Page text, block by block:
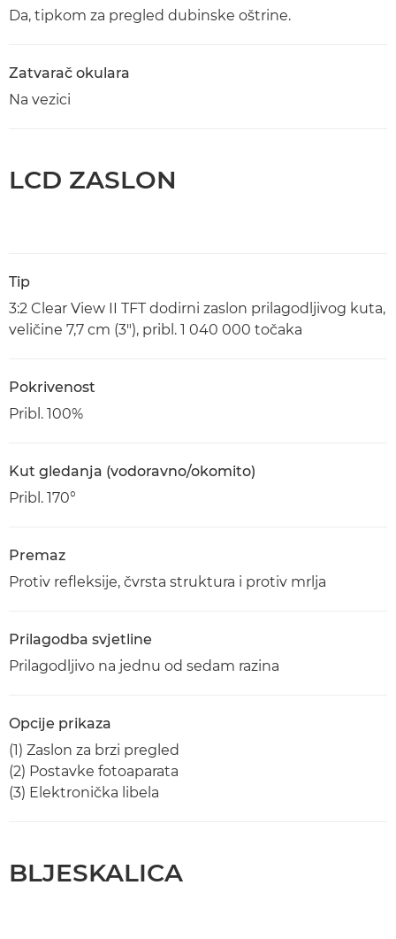
Da, tipkom za pregled dubinske oštrine.
Zatvarač okulara
Na vezici
LCD ZASLON
Tip
3:2 Clear View II TFT dodirni zaslon prilagodljivog kuta,
veličine 7,7 cm (3"), pribl. 1 040 000 točaka
Pokrivenost
Pribl. 100%
Kut gledanja (vodoravno/okomito)
Pribl. 170°
Premaz
Protiv refleksije, čvrsta struktura i protiv mrlja
Prilagodba svjetline
Prilagodljivo na jednu od sedam razina
Opcije prikaza
(1) Zaslon za brzi pregled
(2) Postavke fotoaparata
(3) Elektronička libela
BLJESKALICA